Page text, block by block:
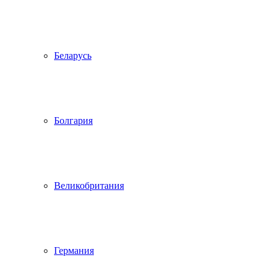
Беларусь
Болгария
Великобритания
Германия